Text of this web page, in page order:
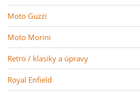
Moto Guzzi
Moto Morini
Retro / klasiky a úpravy
Royal Enfield